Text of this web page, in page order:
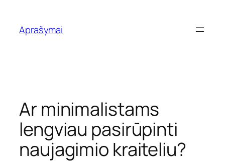
turinio
Aprašymai
Ar minimalistams
lengviau pasirūpinti
naujagimio kraiteliu?